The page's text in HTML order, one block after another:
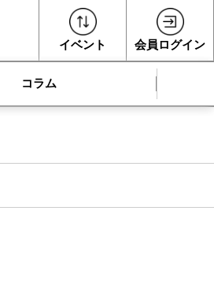
イベント 会員ログイン
コラム